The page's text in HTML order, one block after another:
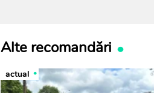
Alte recomandări
actual